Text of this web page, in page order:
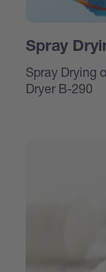
Spray
Spray Drying
Dryer B-290